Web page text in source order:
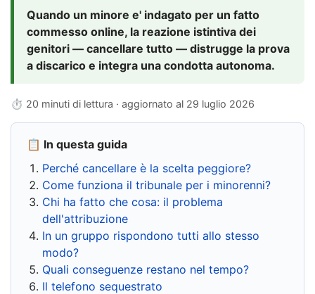
Quando un minore e' indagato per un fatto
commesso online, la reazione istintiva dei
genitori — cancellare tutto — distrugge la prova
a discarico e integra una condotta autonoma.
⏱ 20 minuti di lettura · aggiornato al 29 luglio 2026
📋 In questa guida
Perché cancellare è la scelta peggiore?
Come funziona il tribunale per i minorenni?
Chi ha fatto che cosa: il problema
dell'attribuzione
In un gruppo rispondono tutti allo stesso
modo?
Quali conseguenze restano nel tempo?
Il telefono sequestrato